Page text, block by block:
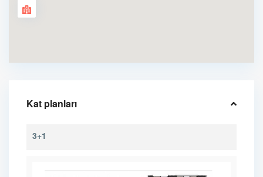
Kat planları
3+1